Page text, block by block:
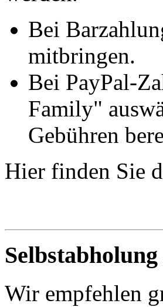
Bei
mitbringen.
Bei PayPal-
Family"
Gebühren
Hier finden Sie
Wir empfehlen